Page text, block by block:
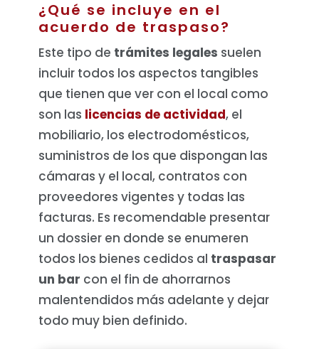
¿Qué se incluye en el
acuerdo de traspaso?
Este tipo de trámites legales suelen
incluir todos los aspectos tangibles
que tienen que ver con el local como
son las licencias de actividad, el
mobiliario, los electrodomésticos,
suministros de los que dispongan las
cámaras y el local, contratos con
proveedores vigentes y todas las
facturas. Es recomendable presentar
un dossier en donde se enumeren
todos los bienes cedidos al traspasar
un bar con el fin de ahorrarnos
malentendidos más adelante y dejar
todo muy bien definido.